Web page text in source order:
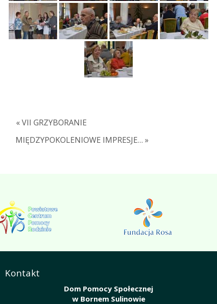
« VII GRZYBORANIE
MIĘDZYPOKOLENIOWE IMPRESJE… »
Kontakt
Dom Pomocy Społecznej
w Bornem Sulinowie